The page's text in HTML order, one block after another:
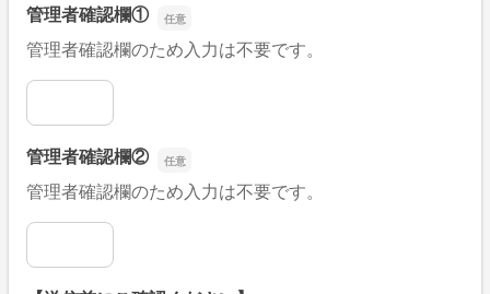
管理者確認欄①
管理者確認欄のため入力は不要です。
管理者確認欄①
管理者確認欄②
管理者確認欄のため入力は不要です。
管理者確認欄②